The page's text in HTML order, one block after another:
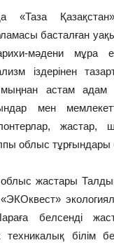
«Таза
басталған
мәдени мұра
іздерінен
астам адам
мен
облыс
облыс жастары
белсенді
техникалық білім